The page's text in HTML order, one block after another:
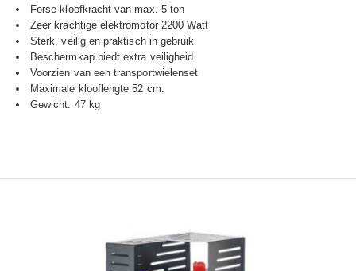
Forse kloofkracht van max. 5 ton
Zeer krachtige elektromotor 2200 Watt
Sterk, veilig en praktisch in gebruik
Beschermkap biedt extra veiligheid
Voorzien van een transportwielenset
Maximale klooflengte 52 cm.
Gewicht: 47 kg